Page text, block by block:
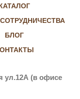
БЛОГ
ул.12А (в офисе